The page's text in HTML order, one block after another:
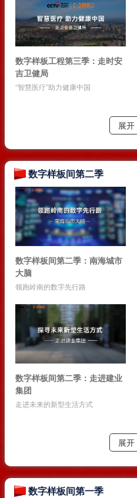
数字样板工程第三季：走时安
吉卫健局
“智慧医疗”助力健康中国
展开
数字样板间第二季
数字样板间第二季：南海城市
大脑
领跑岭南的数字先行路
数字样板间第二季：走进建业
集团
走进未来的新型生活方式
展开
数字样板间第一季